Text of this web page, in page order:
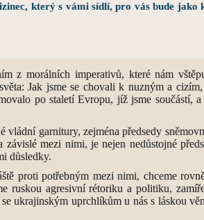
který s vámi sídlí, pro vás bude
z morálních imperativů, které nám
Jak jsme se chovali k nuzným a
po staletí Evropu, jíž jsme součástí,
vládní garnitury, zejména předsedy
mezi nimi, je nejen nedůstojné
důsledky.
proti potřebným mezi nimi, chceme
ruskou agresivní rétoriku a politiku,
ukrajinským uprchlíkům u nás s láskou